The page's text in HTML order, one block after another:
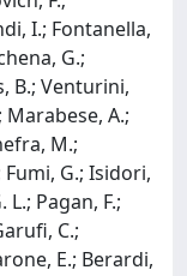
I.; Fontanella,
G.;
B.; Venturini,
Marabese, A.;
M.;
G.; Isidori,
Pagan, F.;
C.;
E.; Berardi,